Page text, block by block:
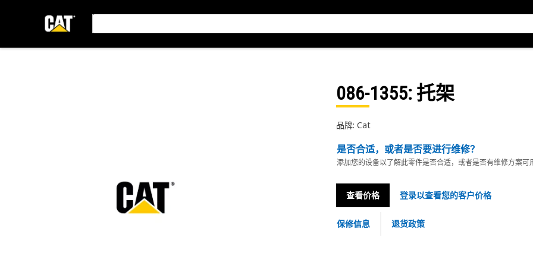
086-1355: 托架
品牌: Cat
是否合适，或者是否要进行维修？
添加您的设备以了解此零件是否合适，或者是否有维修方案可
查看价格 登录以查看您的客户价格
保修信息 退货政策